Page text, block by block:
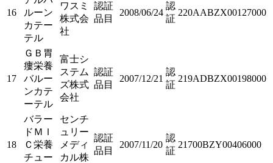
16
ルーン
カテー
テル
ワスミ
株式会
社
認証
品目
2008/06/24
認
証
220AABZX00127000
17
ＧＢ胃
瘻栄養
バルー
ンカテ
ーテル
富士シ
ステム
ズ株式
会社
認証
品目
2007/12/21
認
証
219ADBZX00198000
18
バラー
ドＭＩ
Ｃ栄養
チュー
センチ
ュリー
メディ
カル株
認証
品目
2007/11/20
認
証
21700BZY00406000